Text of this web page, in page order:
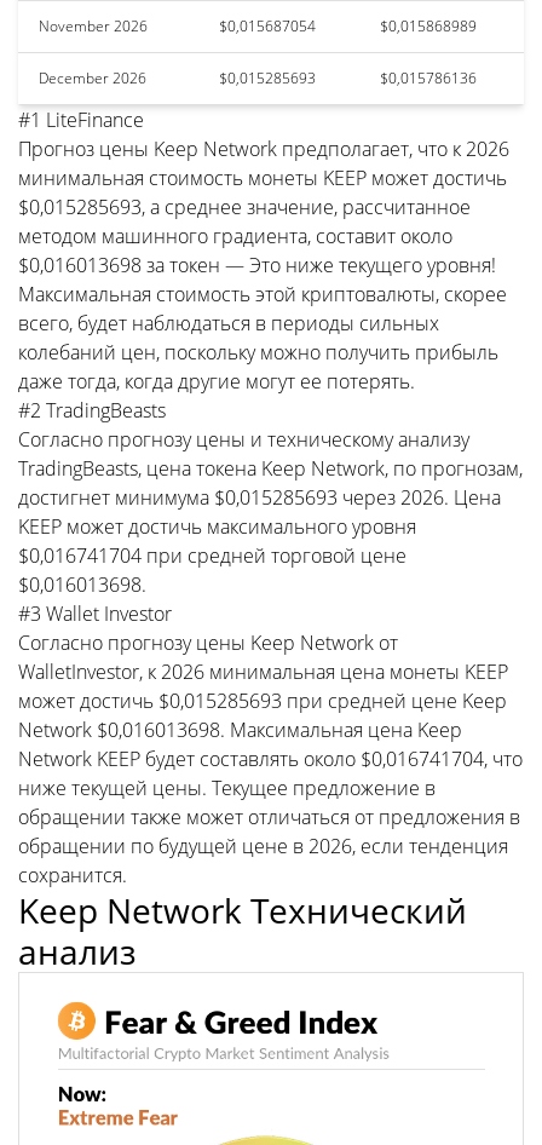
November 2026 $0,015687054 $0,015868989
December 2026 $0,015285693 $0,015786136
#1 LiteFinance
Прогноз цены Keep Network предполагает, что к 2026
минимальная стоимость монеты KEEP может достичь
$0,015285693, а среднее значение, рассчитанное
методом машинного градиента, составит около
$0,016013698 за токен — Это ниже текущего уровня!
Максимальная стоимость этой криптовалюты, скорее
всего, будет наблюдаться в периоды сильных
колебаний цен, поскольку можно получить прибыль
даже тогда, когда другие могут ее потерять.
#2 TradingBeasts
Согласно прогнозу цены и техническому анализу
TradingBeasts, цена токена Keep Network, по прогнозам,
достигнет минимума $0,015285693 через 2026. Цена
KEEP может достичь максимального уровня
$0,016741704 при средней торговой цене
$0,016013698.
#3 Wallet Investor
Согласно прогнозу цены Keep Network от
WalletInvestor, к 2026 минимальная цена монеты KEEP
может достичь $0,015285693 при средней цене Keep
Network $0,016013698. Максимальная цена Keep
Network KEEP будет составлять около $0,016741704, что
ниже текущей цены. Текущее предложение в
обращении также может отличаться от предложения в
обращении по будущей цене в 2026, если тенденция
сохранится.
Keep Network Технический
анализ